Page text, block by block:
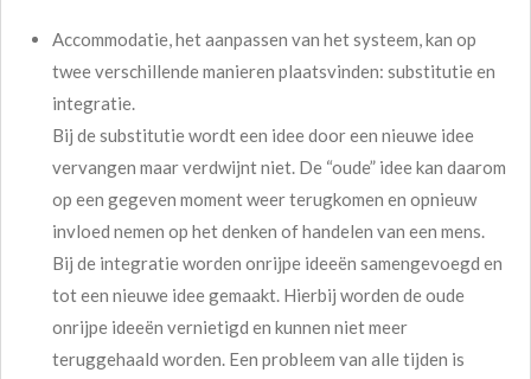
Accommodatie, het aanpassen van het systeem, kan op
twee verschillende manieren plaatsvinden: substitutie en
integratie.
Bij de substitutie wordt een idee door een nieuwe idee
vervangen maar verdwijnt niet. De “oude” idee kan daarom
op een gegeven moment weer terugkomen en opnieuw
invloed nemen op het denken of handelen van een mens.
Bij de integratie worden onrijpe ideeën samengevoegd en
tot een nieuwe idee gemaakt. Hierbij worden de oude
onrijpe ideeën vernietigd en kunnen niet meer
teruggehaald worden. Een probleem van alle tijden is